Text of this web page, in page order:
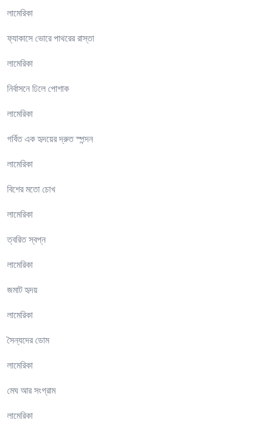
লামেরিকা
ফ্যাকাসে ভোরে পাথরের রাস্তা
লামেরিকা
নির্বাসনে ঢিলে পোশাক
লামেরিকা
গর্বিত এক হৃদয়ের দ্রুত স্পন্দন
লামেরিকা
বিশের মতো চোখ
লামেরিকা
ত্বরিত স্বপ্ন
লামেরিকা
জমাট হৃদয়
লামেরিকা
সৈন্যদের ডোম
লামেরিকা
মেঘ আর সংগ্রাম
লামেরিকা